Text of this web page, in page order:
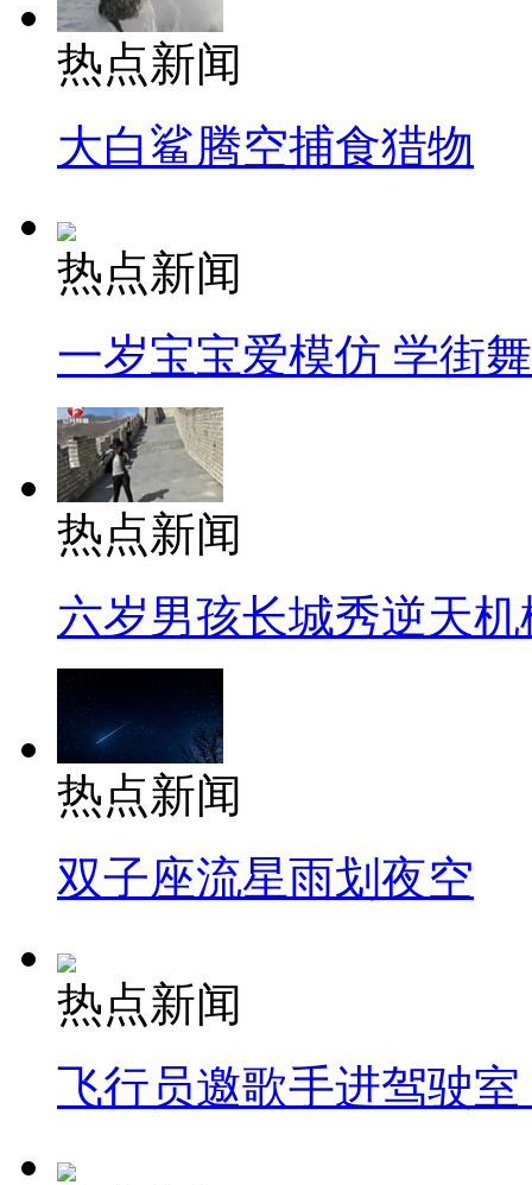
热点新闻
大白鲨腾空捕食猎物
热点新闻
一岁宝宝爱模仿 学街
热点新闻
六岁男孩长城秀逆天机
热点新闻
双子座流星雨划夜空
热点新闻
飞行员邀歌手进驾驶